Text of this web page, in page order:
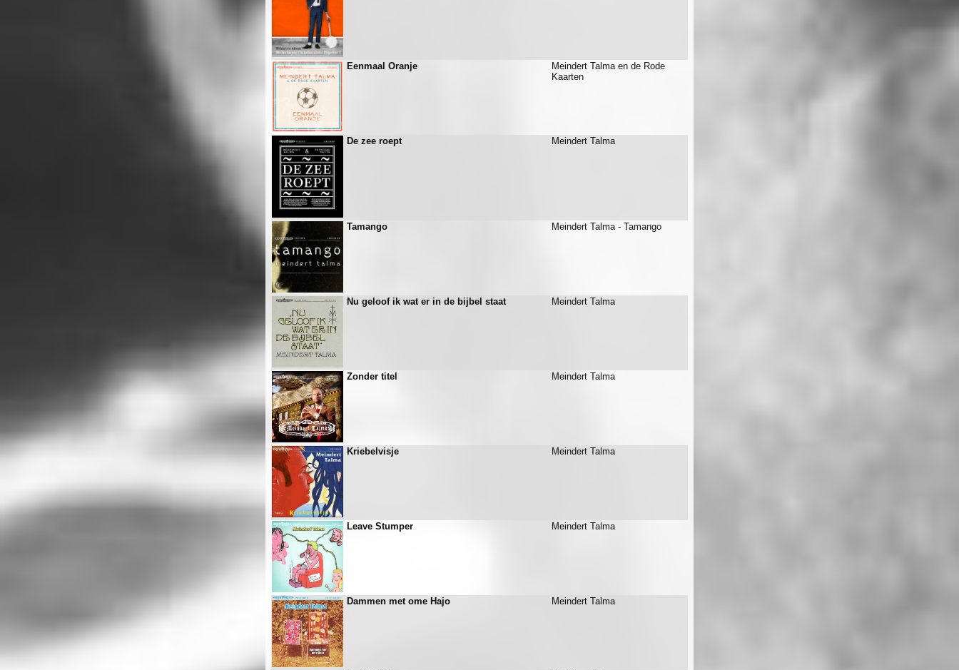
Eenmaal Oranje
Meindert Talma en de Rode
Kaarten
De zee roept Meindert Talma
Tamango Meindert Talma - Tamango
Nu geloof ik wat er in de bijbel staat Meindert Talma
Zonder titel Meindert Talma
Kriebelvisje Meindert Talma
Leave Stumper Meindert Talma
Dammen met ome Hajo Meindert Talma